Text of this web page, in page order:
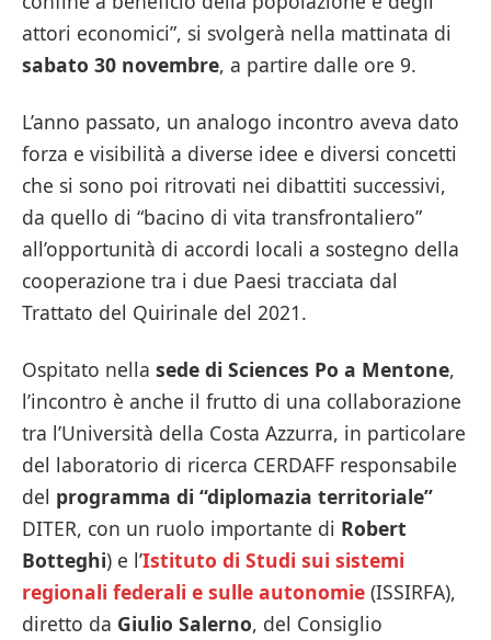
attori economici”, si svolgerà nella mattinata di
sabato 30 novembre, a partire dalle ore 9.
L’anno passato, un analogo incontro aveva dato
forza e visibilità a diverse idee e diversi concetti
che si sono poi ritrovati nei dibattiti successivi,
da quello di “bacino di vita transfrontaliero”
all’opportunità di accordi locali a sostegno della
cooperazione tra i due Paesi tracciata dal
Trattato del Quirinale del 2021.
Ospitato nella sede di Sciences Po a Mentone,
l’incontro è anche il frutto di una collaborazione
tra l’Università della Costa Azzurra, in particolare
del laboratorio di ricerca CERDAFF responsabile
del programma di “diplomazia territoriale”
DITER, con un ruolo importante di Robert
Botteghi) e l’Istituto di Studi sui sistemi
regionali federali e sulle autonomie (ISSIRFA),
diretto da Giulio Salerno, del Consiglio